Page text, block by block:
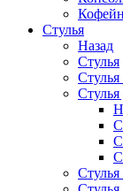
Стулья
Назад
Стулья
Стулья